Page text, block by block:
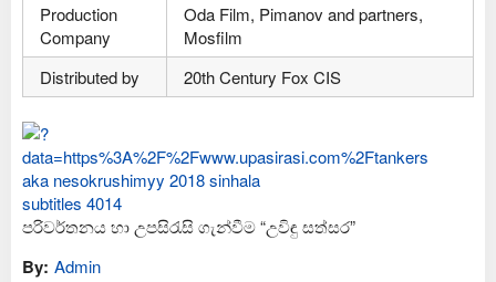
Production
Company
Oda Film, Pimanov and partners,
Mosfilm
Distributed by
20th Century Fox CIS
පරිවර්තනය හා උපසිරැසි ගැන්වීම “උවිඳු සත්සර”
By: Admin